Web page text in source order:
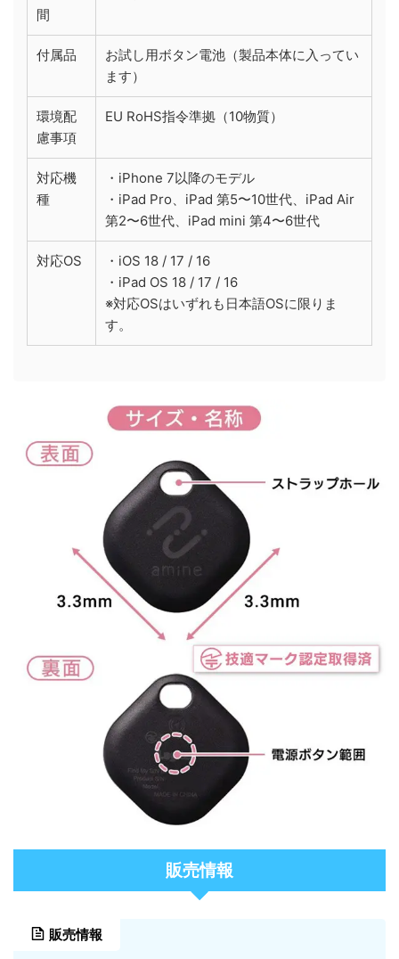
間
付属品
お試し用ボタン電池（製品本体に入ってい
ます）
環境配
慮事項
EU RoHS指令準拠（10物質）
対応機
種
・iPhone 7以降のモデル
・iPad Pro、iPad 第5〜10世代、iPad Air
第2〜6世代、iPad mini 第4〜6世代
対応OS
・iOS 18 / 17 / 16
・iPad OS 18 / 17 / 16
※対応OSはいずれも日本語OSに限りま
す。
販売情報
販売情報